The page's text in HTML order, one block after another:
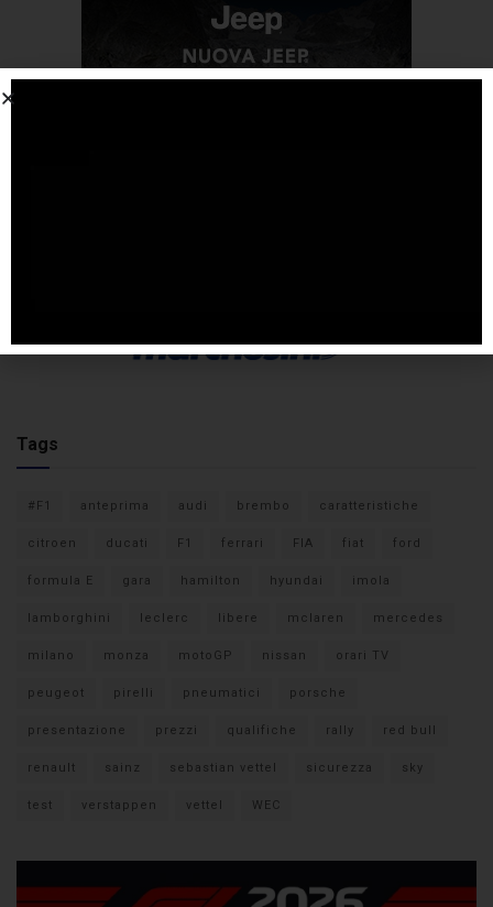
Tags
#F1 anteprima audi brembo caratteristiche
citroen ducati F1 ferrari FIA fiat ford
formula E gara hamilton hyundai imola
lamborghini leclerc libere mclaren mercedes
milano monza motoGP nissan orari TV
peugeot pirelli pneumatici porsche
presentazione prezzi qualifiche rally red bull
renault sainz sebastian vettel sicurezza sky
test verstappen vettel WEC